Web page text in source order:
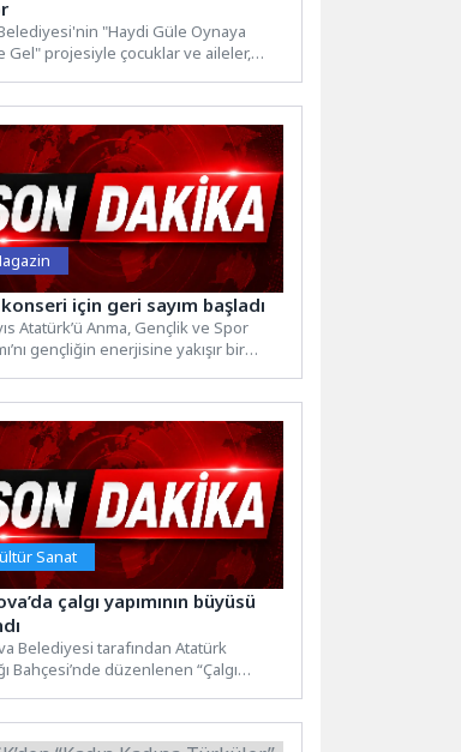
"Haydi Güle Oynaya
Gel" projesiyle çocuklar ve aileler,
için geri sayım başladı
Atatürk’ü Anma, Gençlik ve Spor
gençliğin enerjisine yakışır bir
Sanat
çalgı yapımının büyüsü
Belediyesi tarafından Atatürk
Bahçesi’nde düzenlenen “Çalgı